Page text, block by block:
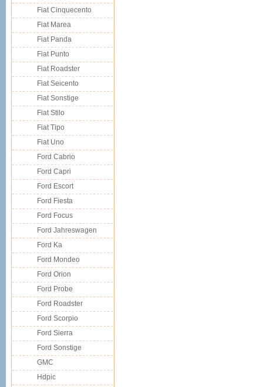
Fiat Cinquecento
Fiat Marea
Fiat Panda
Fiat Punto
Fiat Roadster
Fiat Seicento
Fiat Sonstige
Fiat Stilo
Fiat Tipo
Fiat Uno
Ford Cabrio
Ford Capri
Ford Escort
Ford Fiesta
Ford Focus
Ford Jahreswagen
Ford Ka
Ford Mondeo
Ford Orion
Ford Probe
Ford Roadster
Ford Scorpio
Ford Sierra
Ford Sonstige
GMC
Hdpic